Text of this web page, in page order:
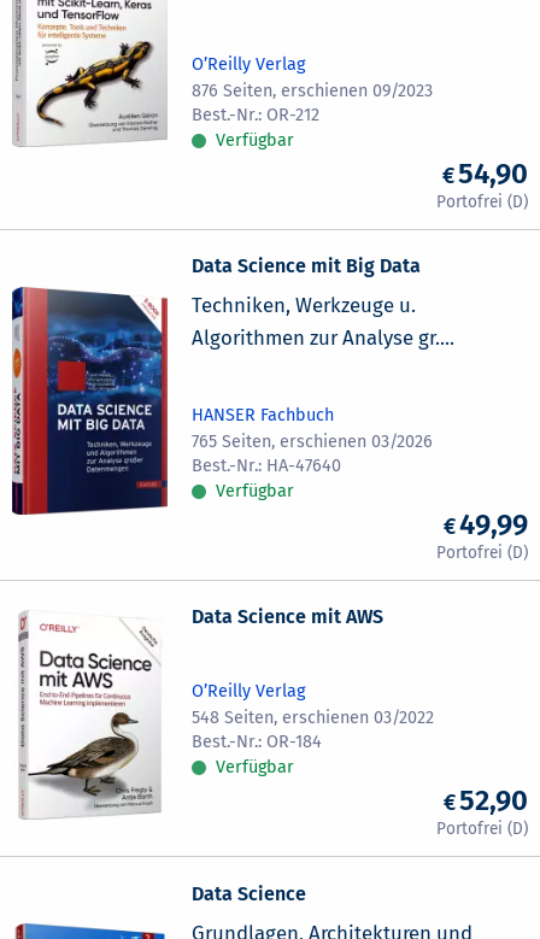
O’Reilly Verlag
876 Seiten, erschienen 09/2023
OR-212
Verfügbar
54,90
Data Science mit Big Data
Techniken, Werkzeuge u.
Algorithmen zur Analyse gr....
HANSER Fachbuch
765 Seiten, erschienen 03/2026
HA-47640
Verfügbar
49,99
Data Science mit AWS
O’Reilly Verlag
548 Seiten, erschienen 03/2022
OR-184
Verfügbar
52,90
Data Science
Grundlagen, Architekturen und